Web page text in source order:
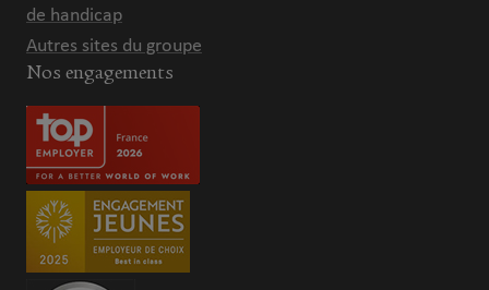
de handicap
Autres sites du groupe
Nos engagements